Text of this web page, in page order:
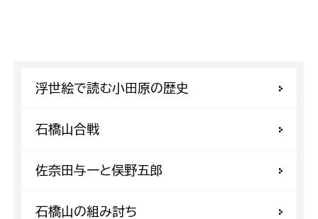
浮世絵で読む小田原の歴史
石橋山合戦
佐奈田与一と俣野五郎
石橋山の組み討ち